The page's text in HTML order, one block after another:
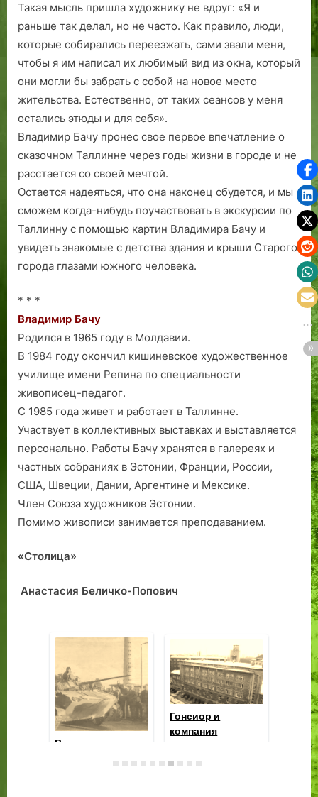
Такая мысль пришла художнику не вдруг: «Я и
раньше так делал, но не часто. Как правило, люди,
которые собирались переезжать, сами звали меня,
чтобы я им написал их любимый вид из окна, который
они могли бы забрать с собой на новое место
жительства. Естественно, от таких сеансов у меня
остались этюды и для себя».
Владимир Бачу пронес свое первое впечатление о
сказочном Таллинне через годы жизни в городе и не
расстается со своей мечтой.
Остается надеяться, что она наконец сбудется, и мы
сможем когда-нибудь поучаствовать в экскурсии по
Таллинну с помощью картин Владимира Бачу и
увидеть знакомые с детства здания и крыши Старого
города глазами южного человека.
* * *
Владимир Бачу
Родился в 1965 году в Молдавии.
В 1984 году окончил кишиневское художественное
училище имени Репина по специальности
живописец-педагог.
С 1985 года живет и работает в Таллинне.
Участвует в коллективных выставках и выставляется
персонально. Работы Бачу хранятся в галереях и
частных собраниях в Эстонии, Франции, России,
США, Швеции, Дании, Аргентине и Мексике.
Член Союза художников Эстонии.
Помимо живописи занимается преподаванием.
«Столица»
Анастасия Беличко-Попович
От апостола до